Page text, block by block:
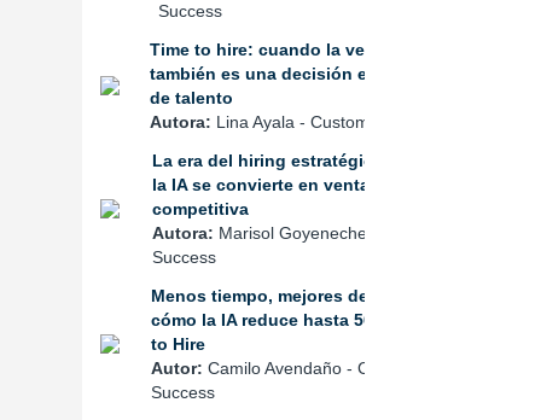
Success
Time to hire: cuando la velocidad
también es una decisión estratégica
de talento
Autora: Lina Ayala - Customer Success
La era del hiring estratégico: cuando
la IA se convierte en ventaja
competitiva
Autora: Marisol Goyeneche - Customer
Success
Menos tiempo, mejores decisiones:
cómo la IA reduce hasta 50% el Time
to Hire
Autor: Camilo Avendaño - Customer
Success